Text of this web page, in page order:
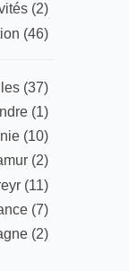
(2)
(46)
(37)
(1)
(10)
(2)
(11)
(7)
(2)